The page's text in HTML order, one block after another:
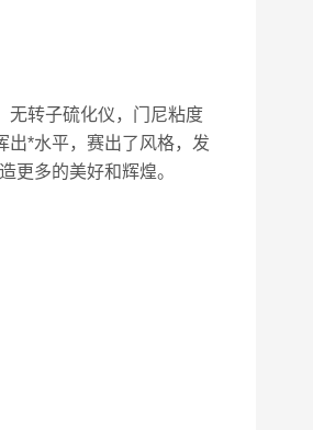
转子硫化仪，门尼粘度
出*水平，赛出了风格，发
更多的美好和辉煌。